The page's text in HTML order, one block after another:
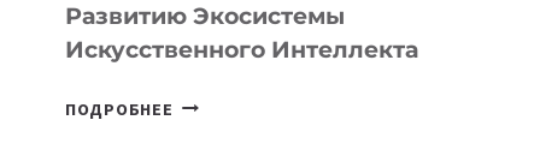
Развитию Экосистемы
Искусственного Интеллекта
ПОДРОБНЕЕ